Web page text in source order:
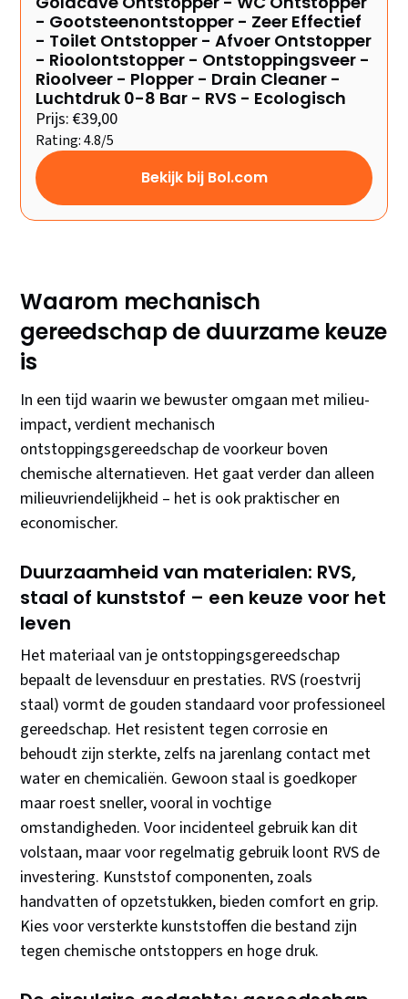
- Gootsteenontstopper - Zeer Effectief
- Toilet Ontstopper - Afvoer Ontstopper
- Rioolontstopper - Ontstoppingsveer -
Rioolveer - Plopper - Drain Cleaner -
Luchtdruk 0-8 Bar - RVS - Ecologisch
Prijs: €39,00
Rating: 4.8/5
Bekijk bij Bol.com
Waarom mechanisch
gereedschap de duurzame keuze
is
In een tijd waarin we bewuster omgaan met milieu-
impact, verdient mechanisch
ontstoppingsgereedschap de voorkeur boven
chemische alternatieven. Het gaat verder dan alleen
milieuvriendelijkheid – het is ook praktischer en
economischer.
Duurzaamheid van materialen: RVS,
staal of kunststof – een keuze voor het
leven
Het materiaal van je ontstoppingsgereedschap
bepaalt de levensduur en prestaties. RVS (roestvrij
staal) vormt de gouden standaard voor professioneel
gereedschap. Het resistent tegen corrosie en
behoudt zijn sterkte, zelfs na jarenlang contact met
water en chemicaliën. Gewoon staal is goedkoper
maar roest sneller, vooral in vochtige
omstandigheden. Voor incidenteel gebruik kan dit
volstaan, maar voor regelmatig gebruik loont RVS de
investering. Kunststof componenten, zoals
handvatten of opzetstukken, bieden comfort en grip.
Kies voor versterkte kunststoffen die bestand zijn
tegen chemische ontstoppers en hoge druk.